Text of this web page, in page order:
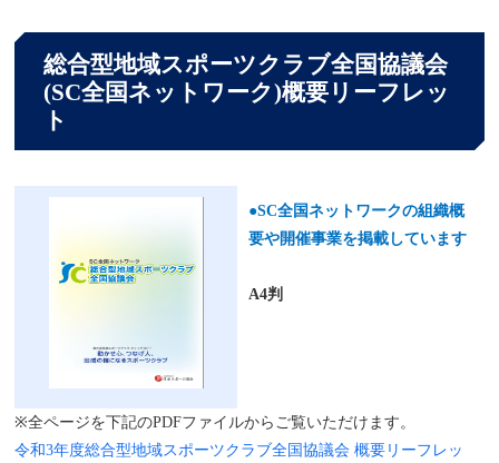
総合型地域スポーツクラブ全国協議会
(SC全国ネットワーク)概要リーフレッ
ト
●SC全国ネットワークの組織概
要や開催事業を掲載しています
A4判
※全ページを下記のPDFファイルからご覧いただけます。
令和3年度総合型地域スポーツクラブ全国協議会 概要リーフレッ